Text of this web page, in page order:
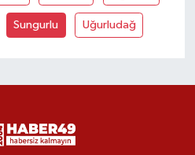
Sungurlu Uğurludağ